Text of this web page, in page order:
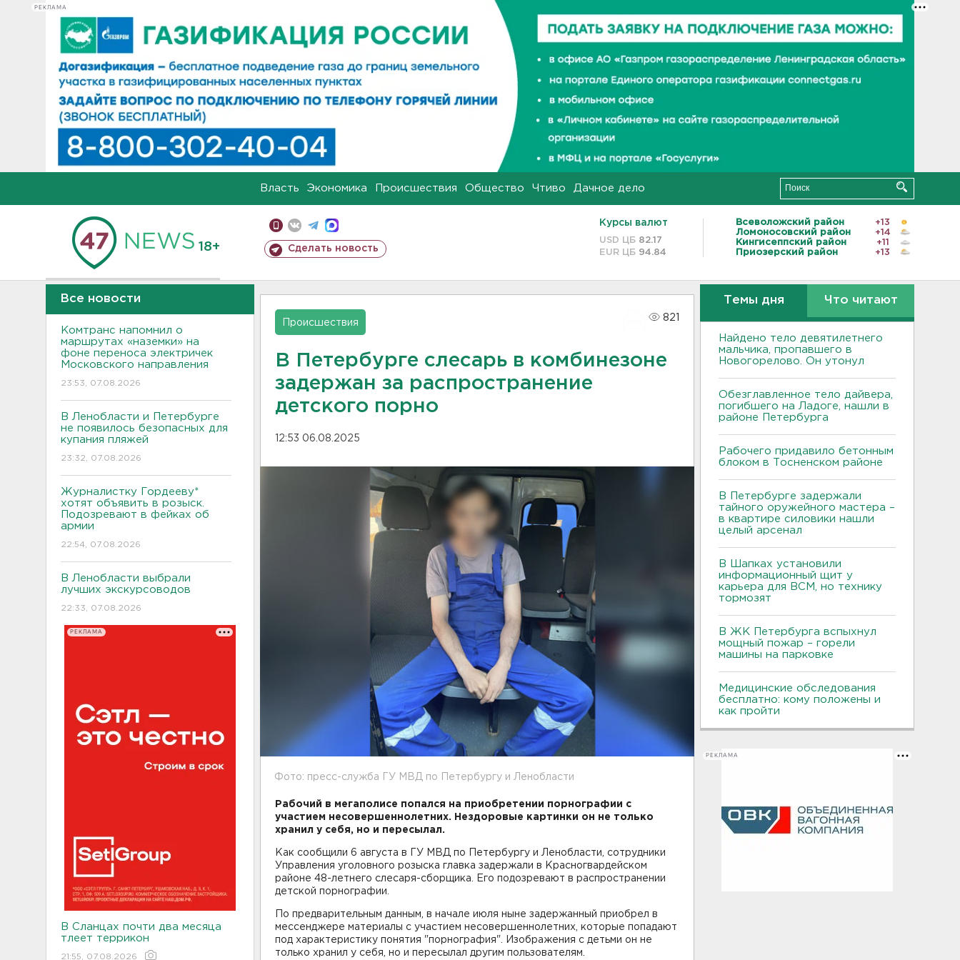
РЕКЛАМА
Власть Экономика Происшествия Общество Чтиво Дачное дело
18+ Сделать новость
Курсы валют
USD ЦБ 82.17
EUR ЦБ 94.84
Всеволожский район
+13
Ломоносовский район
+14
Кингисеппский район
+11
Приозерский район
+13
Все новости
Комтранс напомнил о
маршрутах «наземки» на
фоне переноса электричек
Московского направления
23:53, 07.08.2026
В Ленобласти и Петербурге
не появилось безопасных для
купания пляжей
23:32, 07.08.2026
Журналистку Гордееву*
хотят объявить в розыск.
Подозревают в фейках об
армии
22:54, 07.08.2026
В Ленобласти выбрали
лучших экскурсоводов
22:33, 07.08.2026
РЕКЛАМА
В Сланцах почти два месяца
тлеет террикон
21:55, 07.08.2026
Происшествия
821
В Петербурге слесарь в комбинезоне
задержан за распространение
детского порно
12:53 06.08.2025
Фото: пресс-служба ГУ МВД по Петербургу и Ленобласти
Рабочий в мегаполисе попался на приобретении порнографии с
участием несовершеннолетних. Нездоровые картинки он не только
хранил у себя, но и пересылал.
Как сообщили 6 августа в ГУ МВД по Петербургу и Ленобласти, сотрудники
Управления уголовного розыска главка задержали в Красногвардейском
районе 48-летнего слесаря-сборщика. Его подозревают в распространении
детской порнографии.
По предварительным данным, в начале июля ныне задержанный приобрел в
мессенджере материалы с участием несовершеннолетних, которые попадают
под характеристику понятия "порнография". Изображения с детьми он не
только хранил у себя, но и пересылал другим пользователям.
Темы дня Что читают
Найдено тело девятилетнего
мальчика, пропавшего в
Новогорелово. Он утонул
Обезглавленное тело дайвера,
погибшего на Ладоге, нашли в
районе Петербурга
Рабочего придавило бетонным
блоком в Тосненском районе
В Петербурге задержали
тайного оружейного мастера –
в квартире силовики нашли
целый арсенал
В Шапках установили
информационный щит у
карьера для ВСМ, но технику
тормозят
В ЖК Петербурга вспыхнул
мощный пожар – горели
машины на парковке
Медицинские обследования
бесплатно: кому положены и
как пройти
РЕКЛАМА